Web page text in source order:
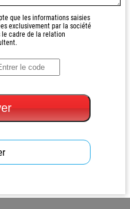
que les informations saisies
exclusivement par la société
cadre de la relation